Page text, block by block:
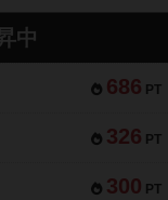
中
686 PT
326 PT
300 PT